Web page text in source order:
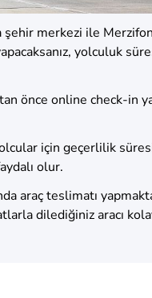
merkezi ile
yolculuk
önce online check-in
için geçerlilik
olur.
araç teslimatı
dilediğiniz aracı